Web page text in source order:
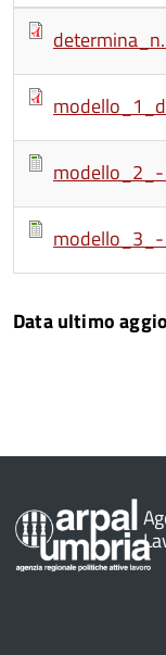
Data ultimo